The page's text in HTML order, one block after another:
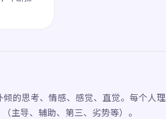
倾的思考、情感、感觉、直觉。每个人理
主导、辅助、第三、劣势等）。